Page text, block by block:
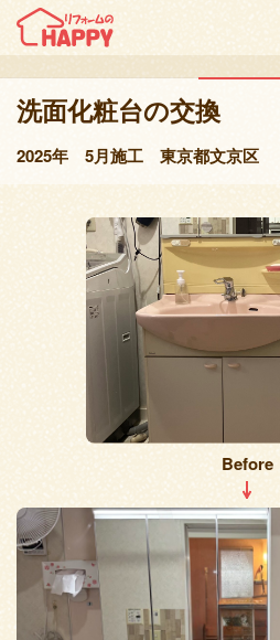
施工事例
洗面化粧台の交換
2025年 5月施工 東京都文京区
Before